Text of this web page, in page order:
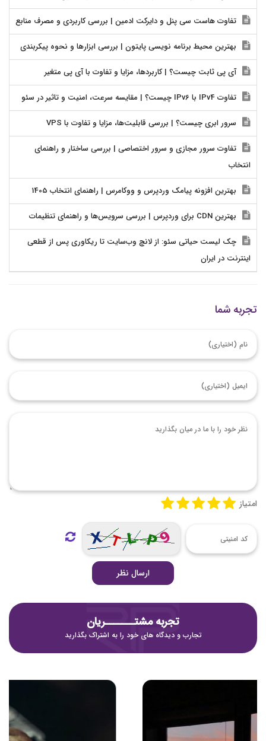
تفاوت هاست سی پنل و دایرکت ادمین | بررسی کاربردی و مصرف منابع
بهترین محیط برنامه نویسی پایتون | بررسی ابزارها و نحوه پیکربندی
آی پی ثابت چیست؟ | کاربردها، مزایا و تفاوت با آی پی متغیر
تفاوت IPv4 با IPv6 چیست؟ | مقایسه سرعت، امنیت و تاثیر در سئو
سرور ابری چیست؟ | بررسی قابلیت‌ها، مزایا و تفاوت با VPS
تفاوت سرور مجازی و سرور اختصاصی | بررسی ساختار و راهنمای
انتخاب
بهترین افزونه پیامک وردپرس و ووکامرس | راهنمای انتخاب 1405
بهترین CDN برای وردپرس | بررسی سرویس‌ها و راهنمای تنظیمات
چک لیست حیاتی سئو: از لانچ وب‌سایت تا ریکاوری پس از قطعی
اینترنت در ایران
تجربه شما
امتیاز
ارسال نظر
تجربه مشتـــــــریان
تجارب و دیدگاه های خود را به اشتراک بگذارید